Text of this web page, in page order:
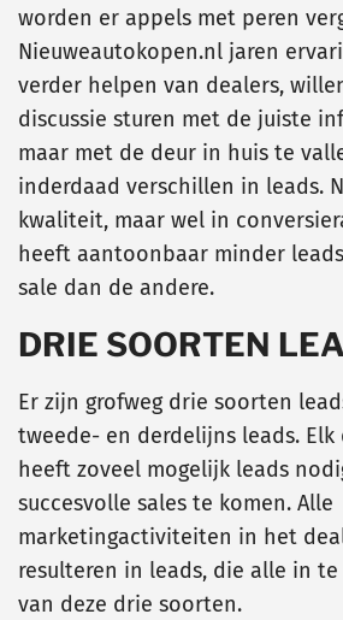
worden er appels met peren
Nieuweautokopen.nl jaren
verder helpen van dealers,
discussie sturen met de juiste
maar met de deur in huis te
inderdaad verschillen in leads.
kwaliteit, maar wel in
heeft aantoonbaar minder
sale dan de andere.
DRIE SOORTEN
Er zijn grofweg drie soorten
tweede- en derdelijns leads.
heeft zoveel mogelijk leads
succesvolle sales te komen. Alle
marketingactiviteiten in het
resulteren in leads, die alle in
van deze drie soorten.